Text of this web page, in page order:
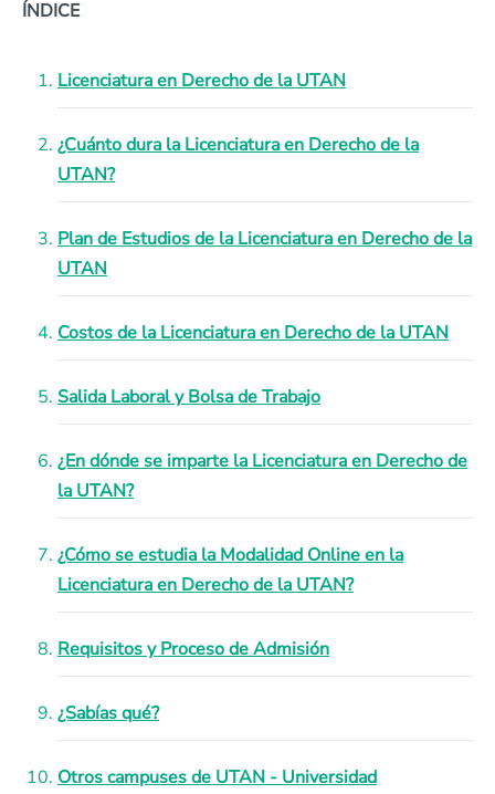
ÍNDICE
Licenciatura en Derecho de la UTAN
¿Cuánto dura la Licenciatura en Derecho de la
UTAN?
Plan de Estudios de la Licenciatura en Derecho de la
UTAN
Costos de la Licenciatura en Derecho de la UTAN
Salida Laboral y Bolsa de Trabajo
¿En dónde se imparte la Licenciatura en Derecho de
la UTAN?
¿Cómo se estudia la Modalidad Online en la
Licenciatura en Derecho de la UTAN?
Requisitos y Proceso de Admisión
¿Sabías qué?
Otros campuses de UTAN - Universidad